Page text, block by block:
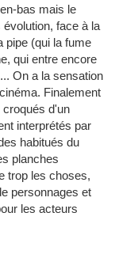
bas mais le
face à la
pipe (qui la fume
qui entre encore
On a la sensation
Finalement
d'un
interprétés par
habitués du
planches
trop les choses,
personnages et
les acteurs